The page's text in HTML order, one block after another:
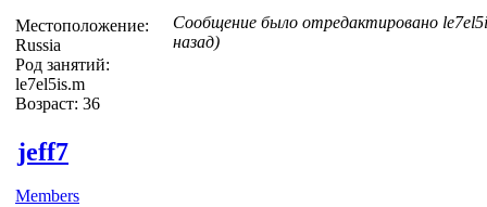
Местоположение:
Russia
Род занятий:
le7el5is.m
Возраст: 36
Сообщение было отредактировано
назад)
jeff7
Members